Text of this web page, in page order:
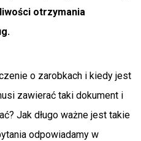
otrzymania
o zarobkach i kiedy jest
zawierać taki dokument i
Jak długo ważne jest takie
odpowiadamy w